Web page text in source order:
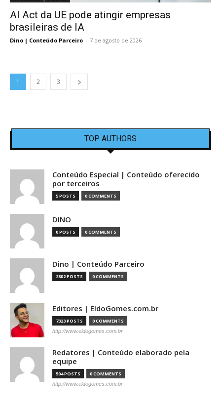
AI Act da UE pode atingir empresas
brasileiras de IA
Dino | Conteúdo Parceiro - 7 de agosto de 2026
1 2 3
TOP AUTHORS
Conteúdo Especial | Conteúdo oferecido
por terceiros
5 POSTS 0 COMMENTS
DINO
0 POSTS 0 COMMENTS
Dino | Conteúdo Parceiro
2802 POSTS 0 COMMENTS
Editores | EldoGomes.com.br
7323 POSTS 0 COMMENTS
http://www.eldogomes.com.br
Redatores | Conteúdo elaborado pela
equipe
504 POSTS 0 COMMENTS
http://www.eldogomes.com.br